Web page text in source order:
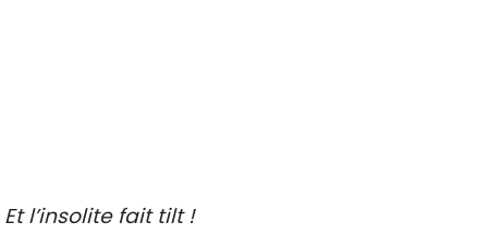
Et l’insolite fait tilt !